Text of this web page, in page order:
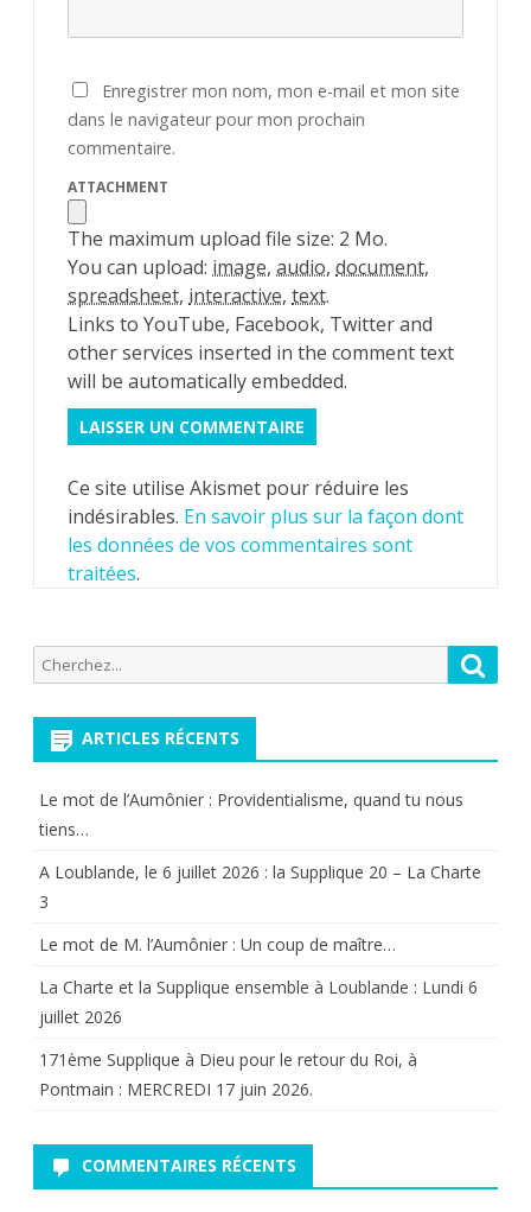
Enregistrer mon nom, mon e-mail et mon site
dans le navigateur pour mon prochain
commentaire.
ATTACHMENT
The maximum upload file size: 2 Mo.
You can upload: image, audio, document,
spreadsheet, interactive, text.
Links to YouTube, Facebook, Twitter and
other services inserted in the comment text
will be automatically embedded.
Ce site utilise Akismet pour réduire les
indésirables. En savoir plus sur la façon dont
les données de vos commentaires sont
traitées.
Recherche
pour:
ARTICLES RÉCENTS
Le mot de l’Aumônier : Providentialisme, quand tu nous
tiens…
A Loublande, le 6 juillet 2026 : la Supplique 20 – La Charte
3
Le mot de M. l’Aumônier : Un coup de maître…
La Charte et la Supplique ensemble à Loublande : Lundi 6
juillet 2026
171ème Supplique à Dieu pour le retour du Roi, à
Pontmain : MERCREDI 17 juin 2026.
COMMENTAIRES RÉCENTS